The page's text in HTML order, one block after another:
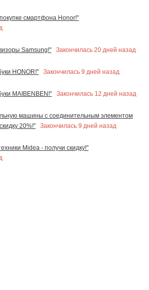
смартфона Honor!"
Samsung!"
Закончилась 20 дней назад
HONOR!"
Закончилась 9 дней назад
MAIBENBEN!"
Закончилась 12 дней назад
машины с соединительным элементом
20%!"
Закончилась 9 дней назад
Midea - получи скидку!"